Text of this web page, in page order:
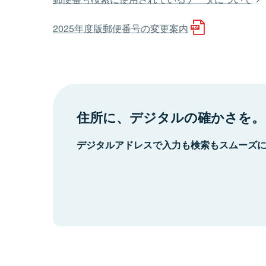
2025年度版郵便番号の変更案内
住所に、デジタルの確かさを。
デジタルアドレスで入力も検索もスムーズ